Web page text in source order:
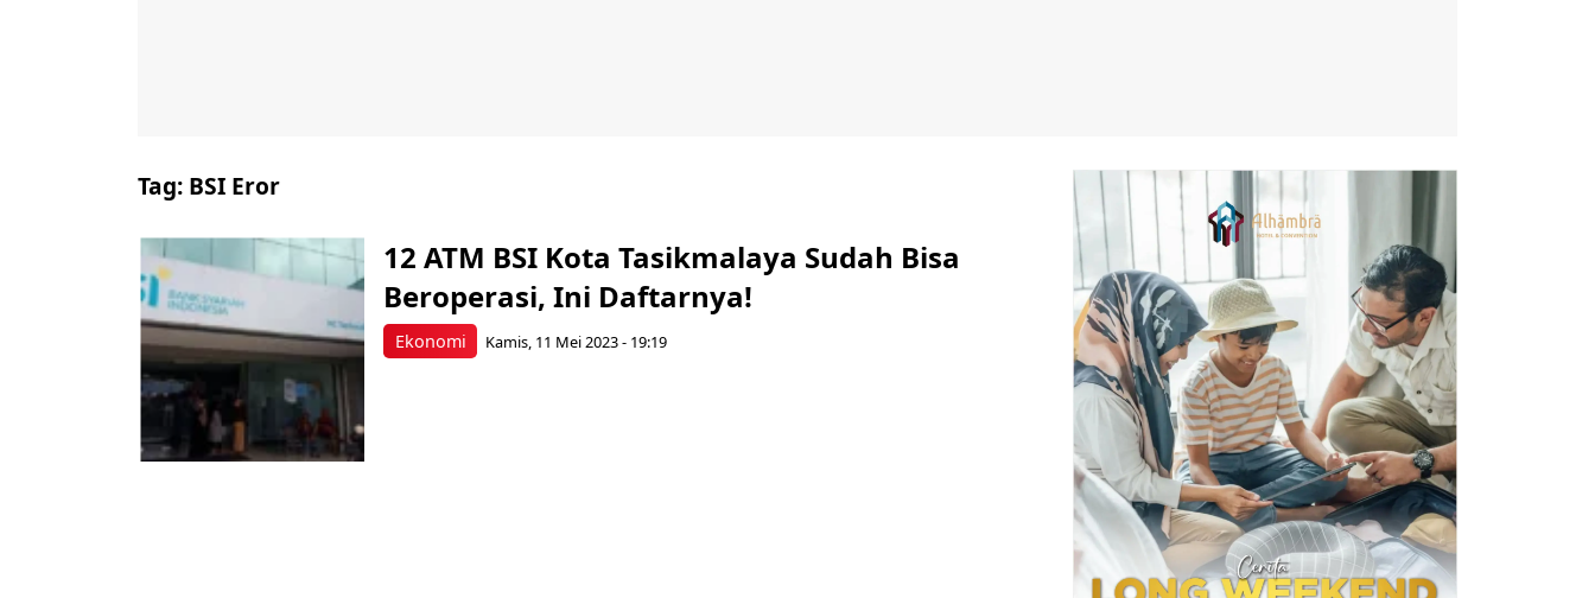
Tag: BSI Eror
Ekonomi
12 ATM BSI Kota Tasikmalaya Sudah Bisa
Beroperasi, Ini Daftarnya!
Kamis, 11 Mei 2023 - 19:19